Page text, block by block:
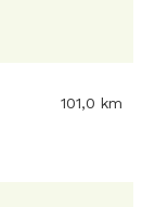
101,0 km